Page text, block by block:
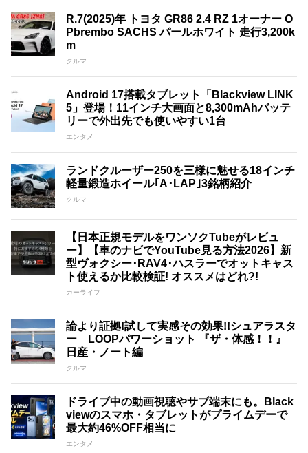
R.7(2025)年 トヨタ GR86 2.4 RZ 1オーナー O
Pbrembo SACHS パールホワイト 走行3,200k
m
クルマ
Android 17搭載タブレット「Blackview LINK
5」登場！11インチ大画面と8,300mAhバッテ
リーで外出先でも使いやすい1台
エンタメ
ランドクルーザー250を三様に魅せる18インチ
軽量鍛造ホイール｢A･LAP｣3銘柄紹介
クルマ
【日本正規モデルをワンソクTubeがレビュ
ー】【車のナビでYouTube見る方法2026】新
型ヴォクシー･RAV4･ハスラーでオットキャス
ト使えるか比較検証! オススメはどれ?!
カーライフ
論より証拠!試して実感その効果!!シュアラスタ
ー LOOPパワーショット 『ザ・体感！！』
日産・ノート編
クルマ
ドライブ中の動画視聴やサブ端末にも。Black
viewのスマホ・タブレットがプライムデーで
最大約46%OFF相当に
エンタメ